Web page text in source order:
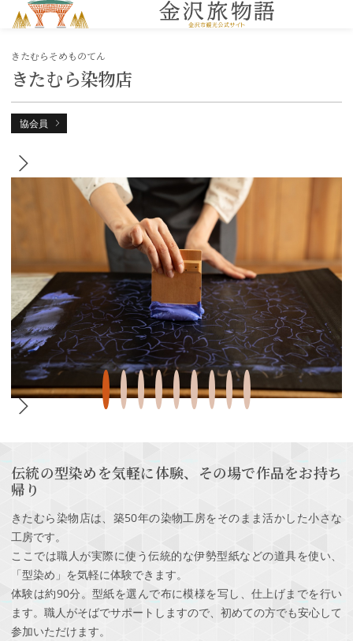
きたむら染物店
きたむらそめものてん
協会員
伝統の型染めを気軽に体験、その場で作品をお持ち
帰り
きたむら染物店は、築50年の染物工房をそのまま活かした小さな
工房です。
ここでは職人が実際に使う伝統的な伊勢型紙などの道具を使い、
「型染め」を気軽に体験できます。
体験は約90分。型紙を選んで布に模様を写し、仕上げまでを行い
ます。職人がそばでサポートしますので、初めての方でも安心して
参加いただけます。